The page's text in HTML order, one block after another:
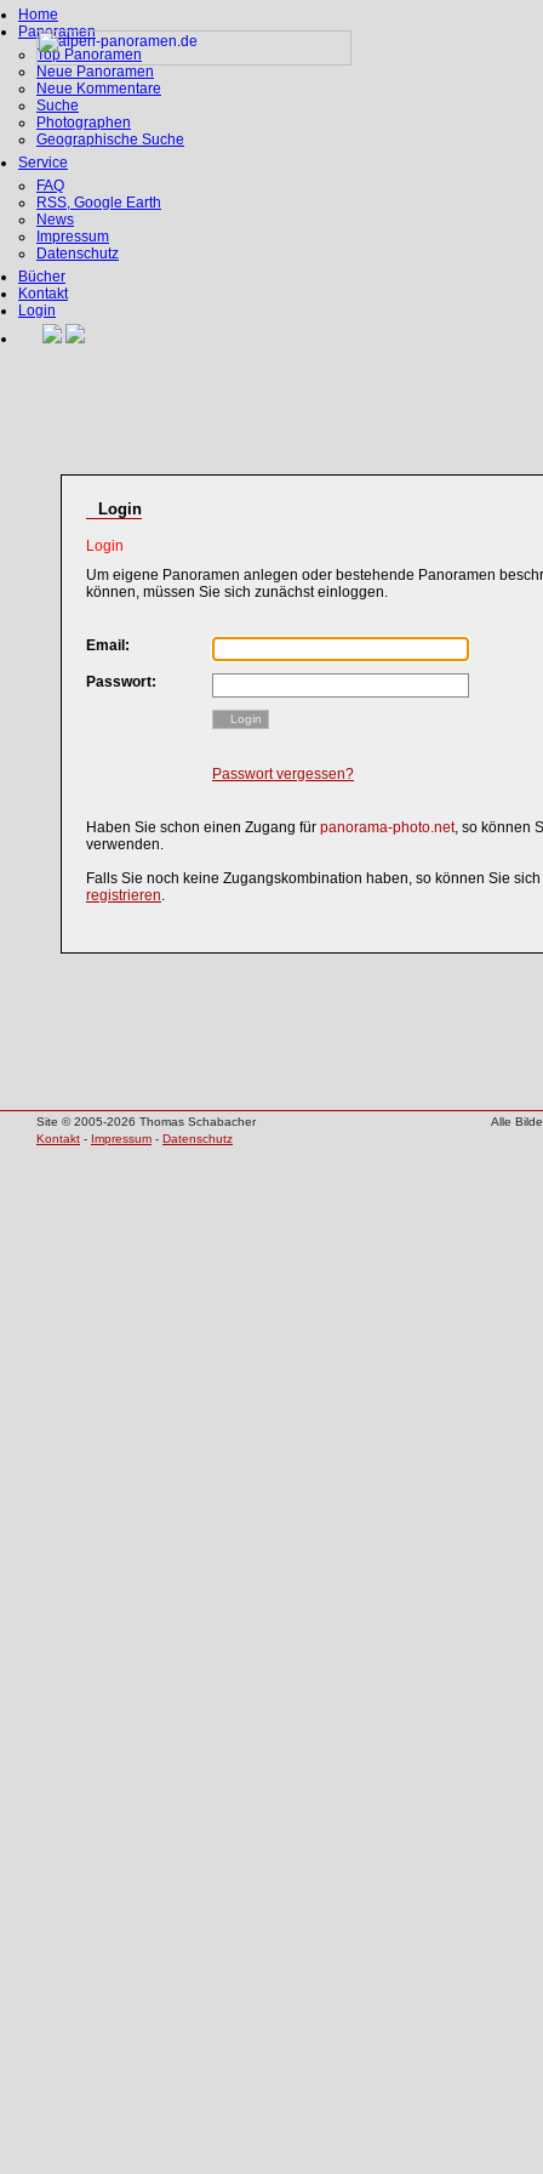
Home
Panoramen
Top Panoramen
Neue Panoramen
Neue Kommentare
Suche
Photographen
Geographische Suche
Service
FAQ
RSS, Google Earth
News
Impressum
Datenschutz
Bücher
Kontakt
Login
Login
Login
Um eigene Panoramen anlegen oder bestehende Panoramen
können, müssen Sie sich zunächst einloggen.
Email:
Passwort:
Login
Passwort vergessen?
Haben Sie schon einen Zugang für panorama-photo.net, so können
verwenden.
Falls Sie noch keine Zugangskombination haben, so können Sie sich
registrieren.
Site © 2005-2026 Thomas Schabacher
Alle
Kontakt - Impressum - Datenschutz